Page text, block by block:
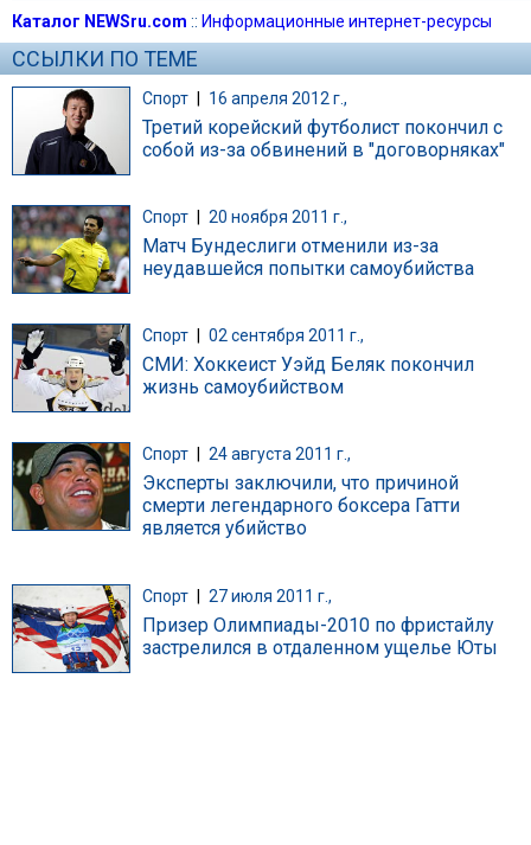
Каталог NEWSru.com :: Информационные интернет-ресурсы
ССЫЛКИ ПО ТЕМЕ
Спорт | 16 апреля 2012 г.,
Третий корейский футболист покончил с
собой из-за обвинений в "договорняках"
Спорт 20 ноября 2011 г.,
Матч Бундеслиги отменили из-за
неудавшейся попытки самоубийства
Спорт 02 сентября 2011 г.,
СМИ: Хоккеист Уэйд Беляк покончил
жизнь самоубийством
Спорт 24 августа 2011 г.,
Эксперты заключили, что причиной
смерти легендарного боксера Гатти
является убийство
Спорт | 27 июля 2011 г.,
Призер Олимпиады-2010 по фристайлу
застрелился в отдаленном ущелье Юты